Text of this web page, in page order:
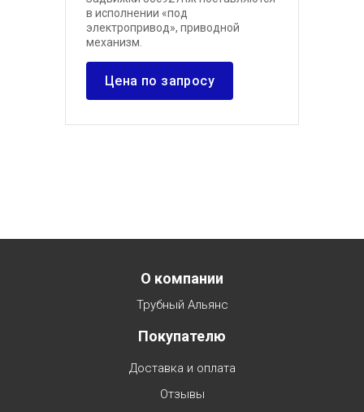
в исполнении «под
электропривод», приводной
механизм.
Цена по запросу
Menu footerО компании
Трубный Альянс
Покупателю
Доставка и оплата
Отзывы